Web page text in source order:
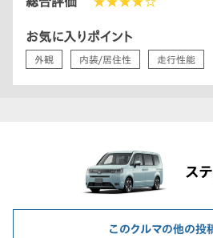
お気に入りポイント
外観 内装/居住性 走行性能
ス
このクルマの他の投